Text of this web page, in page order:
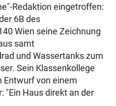
Redaktion eingetroffen:
6B des
Wien seine Zeichnung
samt
und Wassertanks zum
Sein Klassenkollege
Entwurf von einem
"Ein Haus direkt an der